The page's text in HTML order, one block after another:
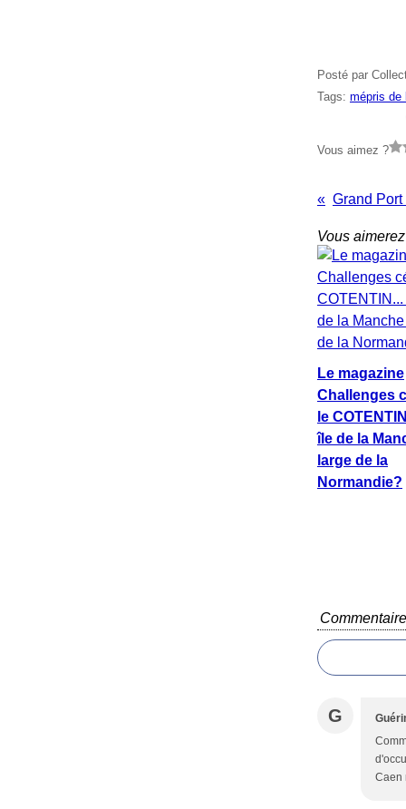
Posté par
Tags: mépris de
Vous aimez ?
Vous
Le magazine
Challenges
le
île de la
large de la
Normandie?
G
Caen